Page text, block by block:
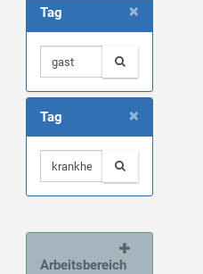
×
Tag
×
Tag
Arbeitsbereich